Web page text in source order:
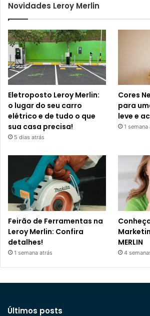
Novidades Leroy Merlin
Eletroposto Leroy Merlin:
o lugar do seu carro
elétrico e de tudo o que
sua casa precisa!
5 dias atrás
Cores
para
leve e
1 semana
Feirão de Ferramentas na
Leroy Merlin: Confira
detalhes!
1 semana atrás
MERLIN
4
Últimos posts